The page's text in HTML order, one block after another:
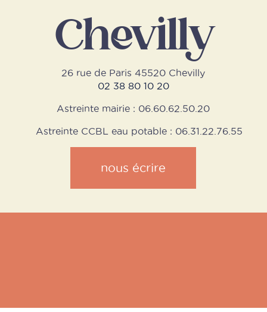
Chevilly
26 rue de Paris 45520 Chevilly
02 38 80 10 20
Astreinte mairie : 06.60.62.50.20
Astreinte CCBL eau potable : 06.31.22.76.55
nous écrire